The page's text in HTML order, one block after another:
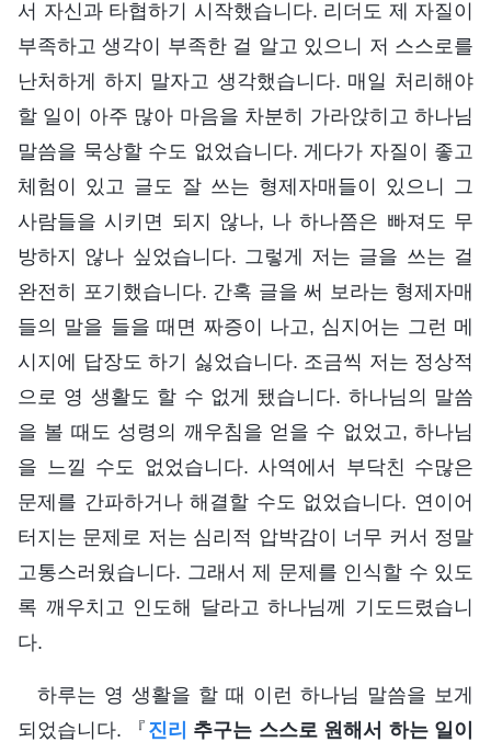
서 자신과 타협하기 시작했습니다. 리더도 제 자질이
부족하고 생각이 부족한 걸 알고 있으니 저 스스로를
난처하게 하지 말자고 생각했습니다. 매일 처리해야
할 일이 아주 많아 마음을 차분히 가라앉히고 하나님
말씀을 묵상할 수도 없었습니다. 게다가 자질이 좋고
체험이 있고 글도 잘 쓰는 형제자매들이 있으니 그
사람들을 시키면 되지 않나, 나 하나쯤은 빠져도 무
방하지 않나 싶었습니다. 그렇게 저는 글을 쓰는 걸
완전히 포기했습니다. 간혹 글을 써 보라는 형제자매
들의 말을 들을 때면 짜증이 나고, 심지어는 그런 메
시지에 답장도 하기 싫었습니다. 조금씩 저는 정상적
으로 영 생활도 할 수 없게 됐습니다. 하나님의 말씀
을 볼 때도 성령의 깨우침을 얻을 수 없었고, 하나님
을 느낄 수도 없었습니다. 사역에서 부닥친 수많은
문제를 간파하거나 해결할 수도 없었습니다. 연이어
터지는 문제로 저는 심리적 압박감이 너무 커서 정말
고통스러웠습니다. 그래서 제 문제를 인식할 수 있도
록 깨우치고 인도해 달라고 하나님께 기도드렸습니
다.
하루는 영 생활을 할 때 이런 하나님 말씀을 보게
되었습니다. 『 진리 추구는 스스로 원해서 하는 일이